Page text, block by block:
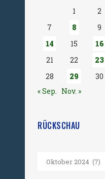
1
2
7
8 9
14
15 16
21
22 23
28
29 30
« Sep. Nov. »
RÜCKSCHAU